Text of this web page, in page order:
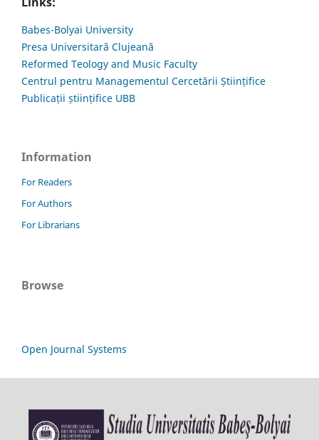
Babes-Bolyai University
Presa Universitară Clujeană
Reformed Teology and Music Faculty
Centrul pentru Managementul Cercetării Științifice
Publicații științifice UBB
Information
For Readers
For Authors
For Librarians
Browse
Open Journal Systems